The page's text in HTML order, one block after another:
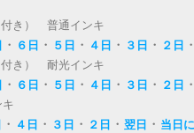
付き） 普通インキ
・ ６日 ・ ５日 ・ ４日 ・ ３日 ・ ２日 ・
付き） 耐光インキ
・ ６日 ・ ５日 ・ ４日 ・ ３日 ・ ２日 ・
・ ４日 ・ ３日 ・ ２日 ・ 翌日 ・ 当日